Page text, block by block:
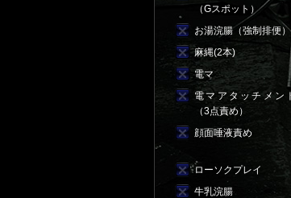
（Gスポット）
お湯浣腸（強制排便）
麻縄(2本)
電マ
電マアタッチメン
（3点責め）
顔面唾液責め
ローソクプレイ
牛乳浣腸